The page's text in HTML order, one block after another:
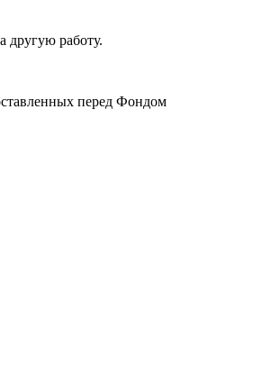
другую работу.
перед Фондом